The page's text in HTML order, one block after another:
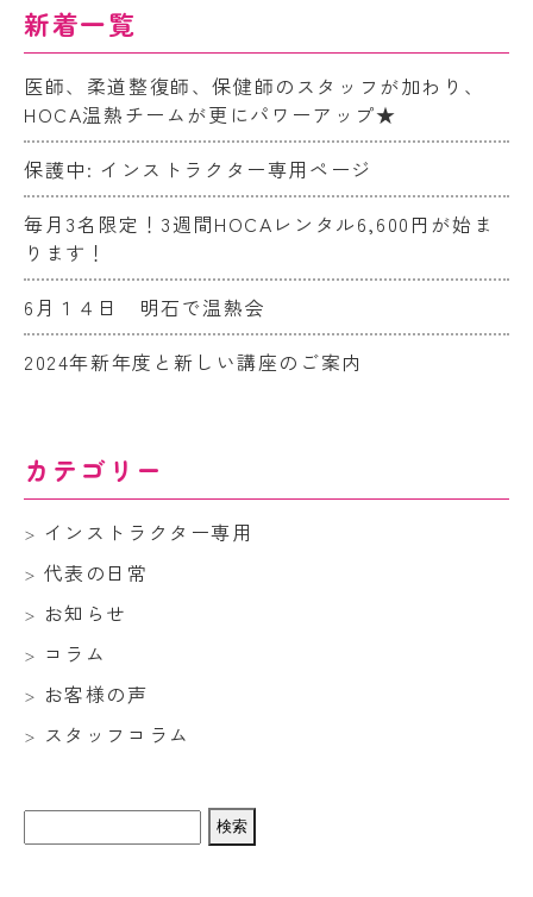
新着一覧
医師、柔道整復師、保健師のスタッフが加わり、
HOCA温熱チームが更にパワーアップ★
保護中: インストラクター専用ページ
毎月3名限定！3週間HOCAレンタル6,600円が始ま
ります！
6月１４日 明石で温熱会
2024年新年度と新しい講座のご案内
カテゴリー
インストラクター専用
代表の日常
お知らせ
コラム
お客様の声
スタッフコラム
検
索: